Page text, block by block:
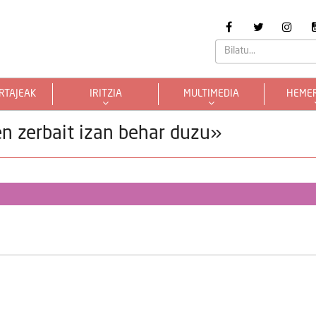
IRITZIA MULTIMEDIA
zerbait izan behar duzu»